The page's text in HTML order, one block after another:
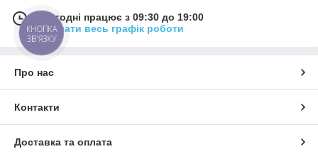
Сьогодні працює з 09:30 до 19:00
Показати весь графік роботи
Про нас
Контакти
Доставка та оплата
КНОПКА
ЗВ'ЯЗКУ